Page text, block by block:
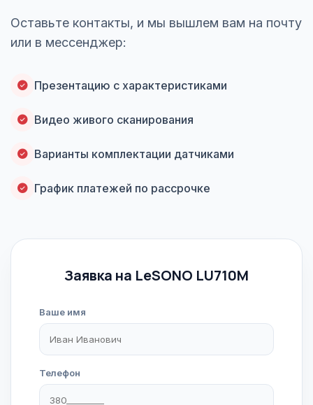
Оставьте контакты, и мы вышлем вам на почту
или в мессенджер:
Презентацию с характеристиками
Видео живого сканирования
Варианты комплектации датчиками
График платежей по рассрочке
Заявка на LeSONO LU710M
Ваше имя
Телефон